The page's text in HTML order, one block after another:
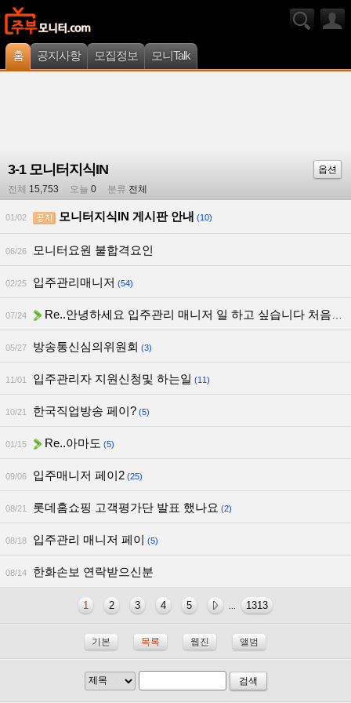
홈 공지사항 모집정보 모니Talk
3-1 모니터지식IN
옵션
전체 15,753 오늘 0 분류 전체
01/02 모니터지식IN 게시판 안내 (10)
06/26 모니터요원 불합격요인
02/25 입주관리매니저 (54)
07/24 Re..안녕하세요 입주관리 매니저 일 하고 싶습니다 처음인대 열심히 해
05/27 방송통신심의위원회 (3)
11/01 입주관리자 지원신청및 하는일 (11)
10/21 한국직업방송 페이? (5)
01/15 Re..아마도 (5)
09/06 입주매니저 페이2 (25)
08/21 롯데홈쇼핑 고객평가단 발표 했나요 (2)
08/18 입주관리 매니저 페이 (5)
08/14 한화손보 연락받으신분
1 2 3 4 5 ... 1313
기본 목록 웹진 앨범
검색